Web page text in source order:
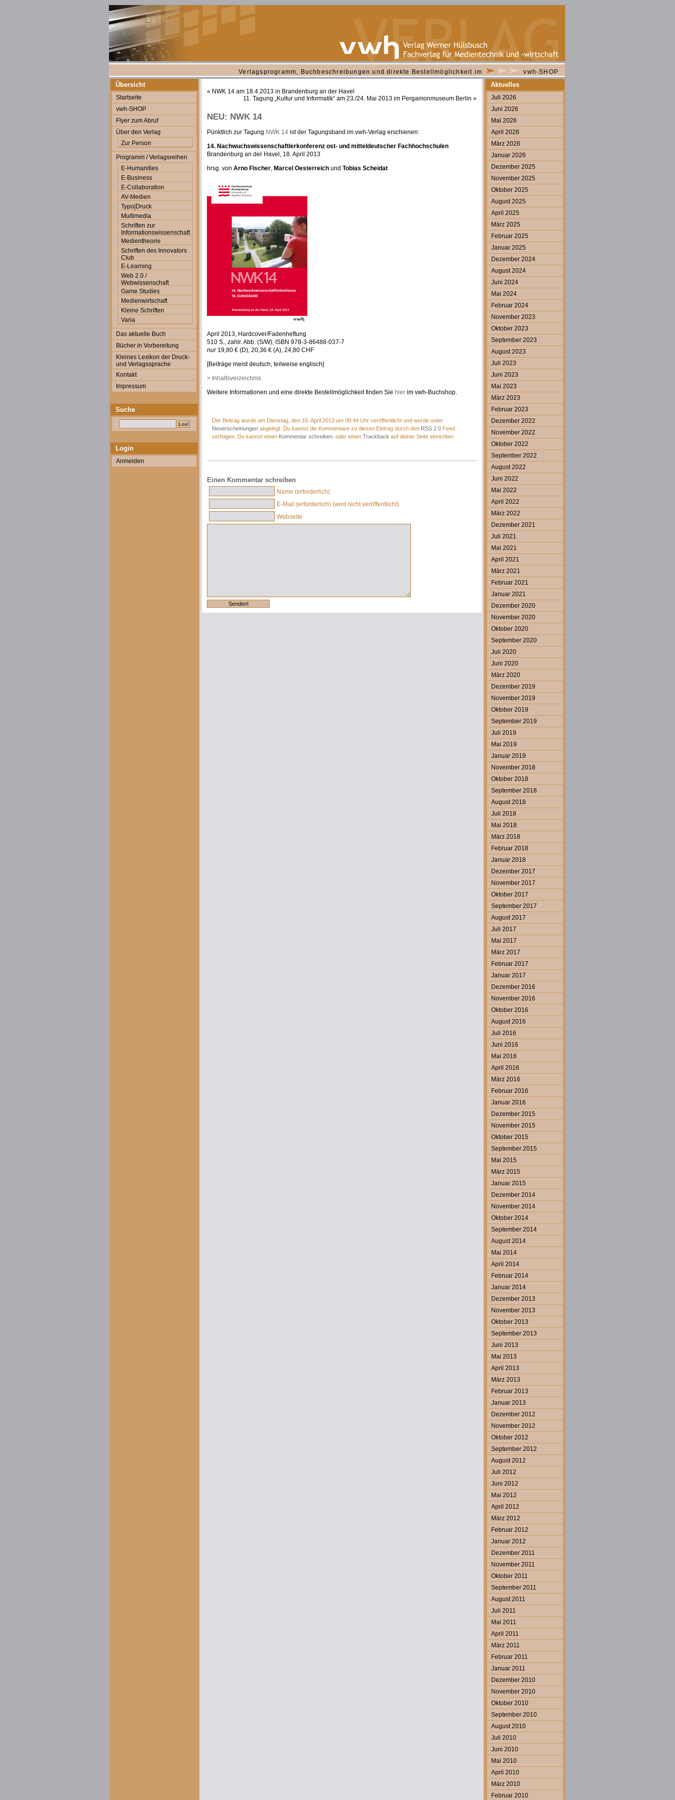
Verlagsprogramm, Buchbeschreibungen und direkte Bestellmöglichkeit im vwh-SHOP
Übersicht
Startseite
vwh-SHOP
Flyer zum Abruf
Über den Verlag
Zur Person
Programm / Verlagsreihen
E-Humanities
E-Business
E-Collaboration
AV-Medien
Typo|Druck
Multimedia
Schriften zur
Informationswissenschaft
Medientheorie
Schriften des Innovators
Club
E-Learning
Web 2.0 /
Webwissenschaft
Game Studies
Medienwirtschaft
Kleine Schriften
Varia
Das aktuelle Buch
Bücher in Vorbereitung
Kleines Lexikon der Druck-
und Verlagssprache
Kontakt
Impressum
Suche
Login
Anmelden
« NWK 14 am 18.4.2013 in Brandenburg an der Havel
11. Tagung „Kultur und Informatik“ am 23./24. Mai 2013 im Pergamonmuseum Berlin »
NEU: NWK 14
Pünktlich zur Tagung NWK 14 ist der Tagungsband im vwh-Verlag erschienen:
14. Nachwuchswissenschaftlerkonferenz ost- und mitteldeutscher Fachhochschulen
Brandenburg an der Havel, 18. April 2013
hrsg. von Arno Fischer, Marcel Oesterreich und Tobias Scheidat
April 2013, Hardcover/Fadenheftung
510 S., zahlr. Abb. (S/W), ISBN 978-3-86488-037-7
nur 19,80 € (D), 20,36 € (A), 24,80 CHF
[Beiträge meist deutsch, teilweise englisch]
> Inhaltsverzeichnis
Weitere Informationen und eine direkte Bestellmöglichkeit finden Sie hier im vwh-Buchshop.
Der Beitrag wurde am Dienstag, den 16. April 2013 um 08:44 Uhr veröffentlicht und wurde unter
Neuerscheinungen abgelegt. Du kannst die Kommentare zu diesen Eintrag durch den RSS 2.0 Feed
verfolgen. Du kannst einen Kommentar schreiben , oder einen Trackback auf deiner Seite einrichten.
Einen Kommentar schreiben
Name (erforderlich)
E-Mail (erforderlich) (wird nicht veröffentlicht)
Webseite
Aktuelles
Juli 2026
Juni 2026
Mai 2026
April 2026
März 2026
Januar 2026
Dezember 2025
November 2025
Oktober 2025
August 2025
April 2025
März 2025
Februar 2025
Januar 2025
Dezember 2024
August 2024
Juni 2024
Mai 2024
Februar 2024
November 2023
Oktober 2023
September 2023
August 2023
Juli 2023
Juni 2023
Mai 2023
März 2023
Februar 2023
Dezember 2022
November 2022
Oktober 2022
September 2022
August 2022
Juni 2022
Mai 2022
April 2022
März 2022
Dezember 2021
Juli 2021
Mai 2021
April 2021
März 2021
Februar 2021
Januar 2021
Dezember 2020
November 2020
Oktober 2020
September 2020
Juli 2020
Juni 2020
März 2020
Dezember 2019
November 2019
Oktober 2019
September 2019
Juli 2019
Mai 2019
Januar 2019
November 2018
Oktober 2018
September 2018
August 2018
Juli 2018
Mai 2018
März 2018
Februar 2018
Januar 2018
Dezember 2017
November 2017
Oktober 2017
September 2017
August 2017
Juli 2017
Mai 2017
März 2017
Februar 2017
Januar 2017
Dezember 2016
November 2016
Oktober 2016
August 2016
Juli 2016
Juni 2016
Mai 2016
April 2016
März 2016
Februar 2016
Januar 2016
Dezember 2015
November 2015
Oktober 2015
September 2015
Mai 2015
März 2015
Januar 2015
Dezember 2014
November 2014
Oktober 2014
September 2014
August 2014
Mai 2014
April 2014
Februar 2014
Januar 2014
Dezember 2013
November 2013
Oktober 2013
September 2013
Juni 2013
Mai 2013
April 2013
März 2013
Februar 2013
Januar 2013
Dezember 2012
November 2012
Oktober 2012
September 2012
August 2012
Juli 2012
Juni 2012
Mai 2012
April 2012
März 2012
Februar 2012
Januar 2012
Dezember 2011
November 2011
Oktober 2011
September 2011
August 2011
Juli 2011
Mai 2011
April 2011
März 2011
Februar 2011
Januar 2011
Dezember 2010
November 2010
Oktober 2010
September 2010
August 2010
Juli 2010
Juni 2010
Mai 2010
April 2010
März 2010
Februar 2010